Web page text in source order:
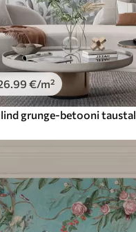
€/m²
.99 €/m²
grunge-betooni taustal